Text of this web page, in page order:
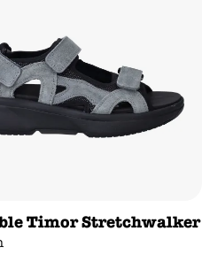
Timor Stretchwalker